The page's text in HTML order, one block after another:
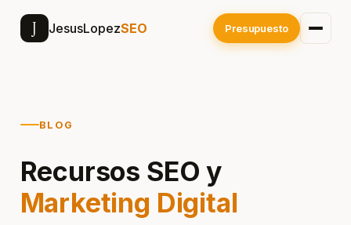
J JesusLopezSEO Presupuesto
BLOG
Recursos SEO y
Marketing Digital